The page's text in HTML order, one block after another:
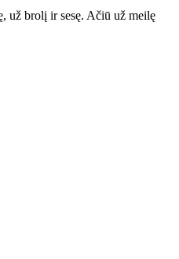
už brolį ir sesę. Ačiū už meilę